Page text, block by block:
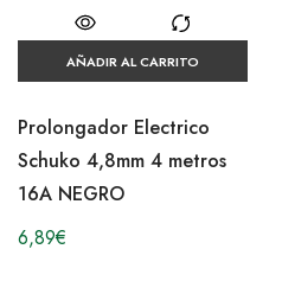
AÑADIR AL CARRITO
Prolongador Electrico
Schuko 4,8mm 4 metros
16A NEGRO
6,89€